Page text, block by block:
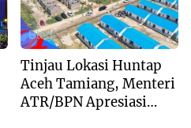
Blog
Tinjau Lokasi Huntap
Aceh Tamiang, Menteri
ATR/BPN Apresiasi